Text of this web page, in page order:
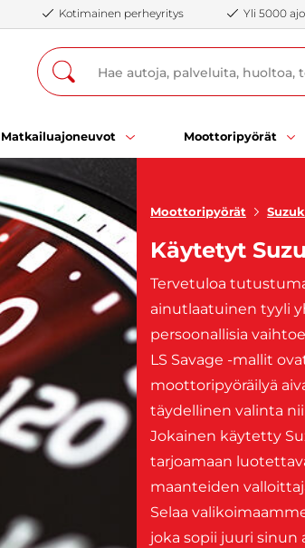
Kotimainen perheyritys Yli 5000
Matkailuajoneuvot Moottoripyörät
Moottoripyörät
Käytetyt
Tervetuloa
ainutlaatuinen tyyli
persoonallisia
LS Savage -mallit
moottoripyöräilyä
täydellinen valinta
Jokainen käytetty
tarjoamaan
maanteiden
Selaa
joka sopii juuri sinun